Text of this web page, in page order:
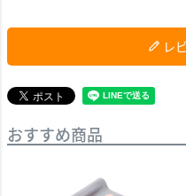
レ
おすすめ商品